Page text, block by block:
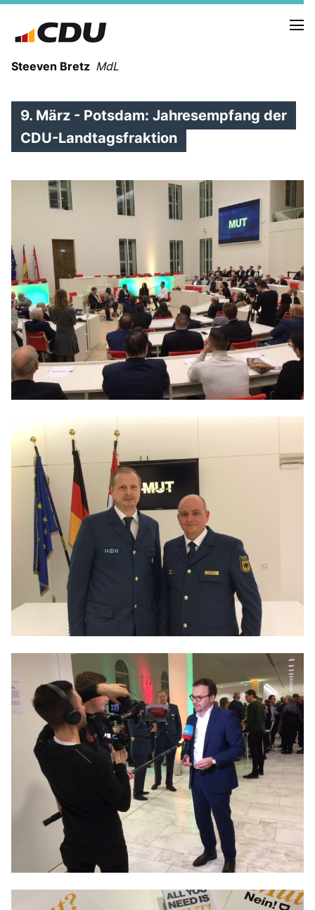
Steeven Bretz MdL
WAHLKREISBESUCHE
PRESSEFOTOS
MEIN BÜRGERBÜRO
MEIN WAHLKREIS
ZIELE
Redebeiträge
Anträge CDU
Kleine Anfragen
CDU Deutschland
CDU Brandenburg
9. März - Potsdam: Jahresempfang der
CDU-Landtagsfraktion